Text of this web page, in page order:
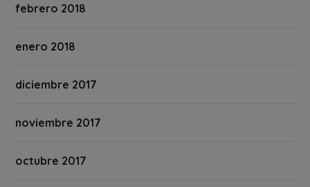
febrero 2018
enero 2018
diciembre 2017
noviembre 2017
octubre 2017